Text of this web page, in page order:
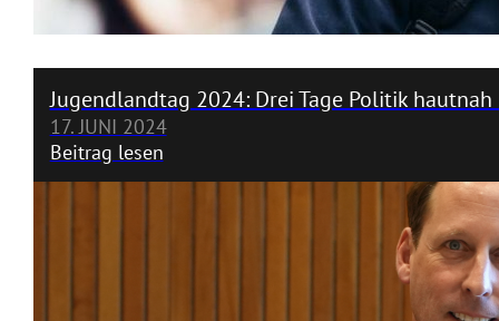
Jugendlandtag 2024: Drei Tage Politik
17. JUNI 2024
Beitrag lesen